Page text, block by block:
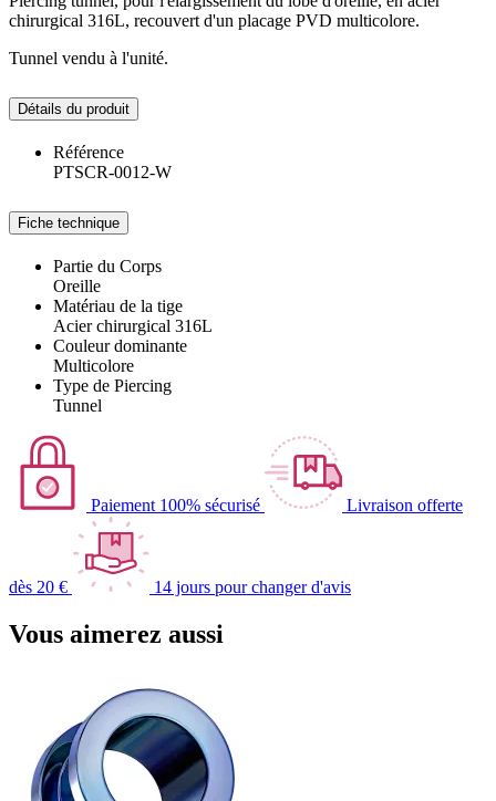
chirurgical 316L, recouvert d'un placage PVD multicolore.
Tunnel vendu à l'unité.
Détails du produit
Référence
PTSCR-0012-W
Fiche technique
Partie du Corps
Oreille
Matériau de la tige
Acier chirurgical 316L
Couleur dominante
Multicolore
Type de Piercing
Tunnel
Paiement 100% sécurisé Livraison offerte
dès 20 € 14 jours pour changer d'avis
Vous aimerez aussi